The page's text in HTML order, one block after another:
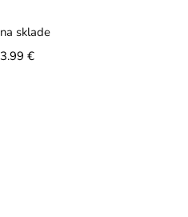
na sklade
3.99 €